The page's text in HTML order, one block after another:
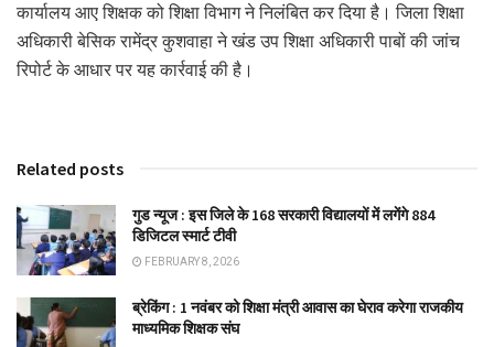
कार्यालय आए शिक्षक को शिक्षा विभाग ने निलंबित कर दिया है। जिला शिक्षा
अधिकारी बेसिक रामेंद्र कुशवाहा ने खंड उप शिक्षा अधिकारी पाबों की जांच
रिपोर्ट के आधार पर यह कार्रवाई की है।
Related posts
गुड न्यूज : इस जिले के 168 सरकारी विद्यालयों में लगेंगे 884
डिजिटल स्मार्ट टीवी
FEBRUARY 8, 2026
ब्रेकिंग : 1 नवंबर को शिक्षा मंत्री आवास का घेराव करेगा राजकीय
माध्यमिक शिक्षक संघ